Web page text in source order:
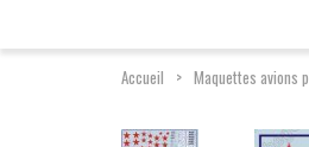
Accueil Maquettes avions